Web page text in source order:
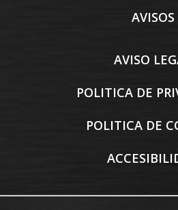
AVISOS
AVISO
POLITICA DE
POLITICA DE